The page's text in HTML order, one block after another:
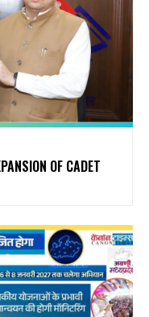
OF CADET